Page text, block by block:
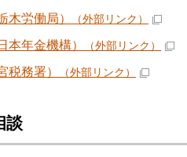
木労働局） （外部リンク）
本年金機構） （外部リンク）
税務署） （外部リンク）
談